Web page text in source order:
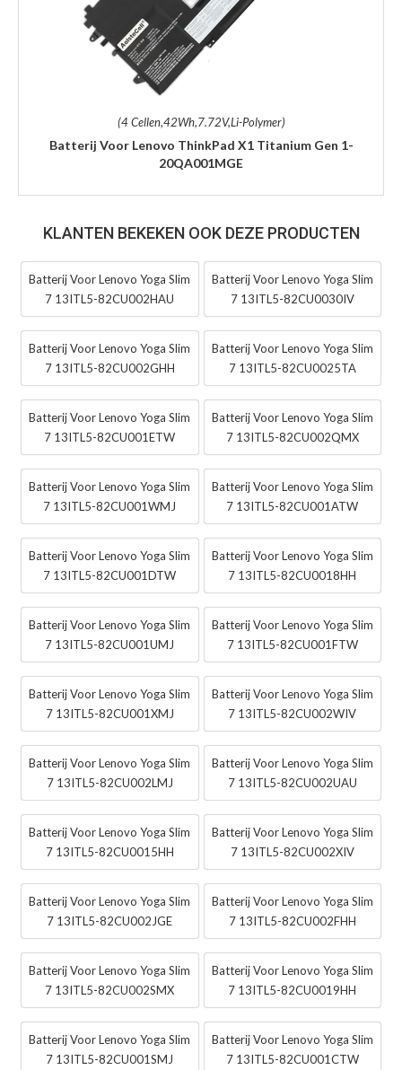
(4 Cellen,42Wh,7.72V,Li-Polymer)
Batterij Voor Lenovo ThinkPad X1 Titanium Gen 1-
20QA001MGE
KLANTEN BEKEKEN OOK DEZE PRODUCTEN
Batterij Voor Lenovo Yoga Slim
7 13ITL5-82CU002HAU
Batterij Voor Lenovo Yoga Slim
7 13ITL5-82CU0030IV
Batterij Voor Lenovo Yoga Slim
7 13ITL5-82CU002GHH
Batterij Voor Lenovo Yoga Slim
7 13ITL5-82CU0025TA
Batterij Voor Lenovo Yoga Slim
7 13ITL5-82CU001ETW
Batterij Voor Lenovo Yoga Slim
7 13ITL5-82CU002QMX
Batterij Voor Lenovo Yoga Slim
7 13ITL5-82CU001WMJ
Batterij Voor Lenovo Yoga Slim
7 13ITL5-82CU001ATW
Batterij Voor Lenovo Yoga Slim
7 13ITL5-82CU001DTW
Batterij Voor Lenovo Yoga Slim
7 13ITL5-82CU0018HH
Batterij Voor Lenovo Yoga Slim
7 13ITL5-82CU001UMJ
Batterij Voor Lenovo Yoga Slim
7 13ITL5-82CU001FTW
Batterij Voor Lenovo Yoga Slim
7 13ITL5-82CU001XMJ
Batterij Voor Lenovo Yoga Slim
7 13ITL5-82CU002WIV
Batterij Voor Lenovo Yoga Slim
7 13ITL5-82CU002LMJ
Batterij Voor Lenovo Yoga Slim
7 13ITL5-82CU002UAU
Batterij Voor Lenovo Yoga Slim
7 13ITL5-82CU0015HH
Batterij Voor Lenovo Yoga Slim
7 13ITL5-82CU002XIV
Batterij Voor Lenovo Yoga Slim
7 13ITL5-82CU002JGE
Batterij Voor Lenovo Yoga Slim
7 13ITL5-82CU002FHH
Batterij Voor Lenovo Yoga Slim
7 13ITL5-82CU002SMX
Batterij Voor Lenovo Yoga Slim
7 13ITL5-82CU0019HH
Batterij Voor Lenovo Yoga Slim
7 13ITL5-82CU001SMJ
Batterij Voor Lenovo Yoga Slim
7 13ITL5-82CU001CTW